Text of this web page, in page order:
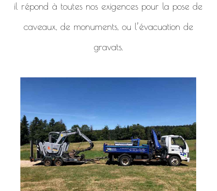
il répond à toutes nos exigences pour la pose de
caveaux, de monuments, ou l’évacuation de
gravats.